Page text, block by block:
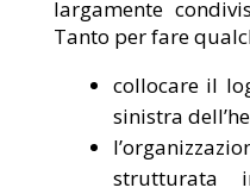
largamente
Tanto per fare
collocare il
sinistra
strutturata